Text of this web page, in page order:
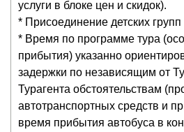
услуги в блоке цен и скидок).
* Присоединение детских групп
* Время по программе тура
прибытия) указанно
задержки по независящим от
Турагента обстоятельствам
автотранспортных средств и
время прибытия автобуса в